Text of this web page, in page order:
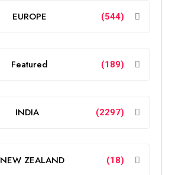
EUROPE (544)
Featured (189)
INDIA (2297)
NEW ZEALAND (18)